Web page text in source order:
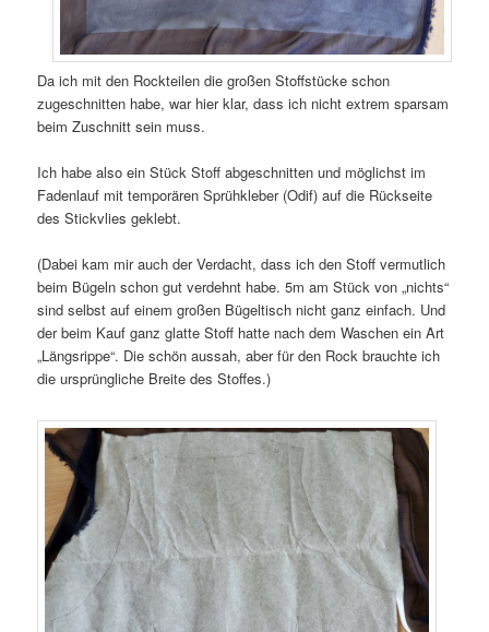
Da ich mit den Rockteilen die großen Stoffstücke schon
zugeschnitten habe, war hier klar, dass ich nicht extrem sparsam
beim Zuschnitt sein muss.
Ich habe also ein Stück Stoff abgeschnitten und möglichst im
Fadenlauf mit temporären Sprühkleber (Odif) auf die Rückseite
des Stickvlies geklebt.
(Dabei kam mir auch der Verdacht, dass ich den Stoff vermutlich
beim Bügeln schon gut verdehnt habe. 5m am Stück von „nichts“
sind selbst auf einem großen Bügeltisch nicht ganz einfach. Und
der beim Kauf ganz glatte Stoff hatte nach dem Waschen ein Art
„Längsrippe“. Die schön aussah, aber für den Rock brauchte ich
die ursprüngliche Breite des Stoffes.)